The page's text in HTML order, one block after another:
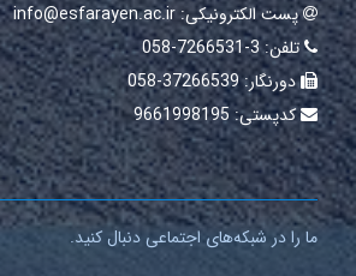
پست الکترونیکی:info@esfarayen.ac.ir
تلفن:3-7266531-058
دورنگار:37266539-058
کدپستی: 9661998195
ما را در شبکه‌های اجتماعی دنبال کنید.